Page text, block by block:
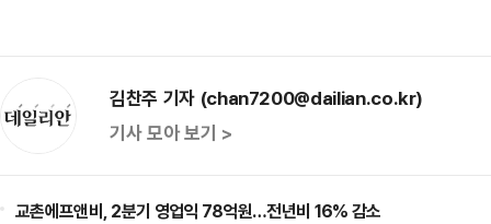
김찬주 기자 (chan7200@dailian.co.kr)
기사 모아 보기 >
교촌에프앤비, 2분기 영업익 78억원…전년비 16% 감소